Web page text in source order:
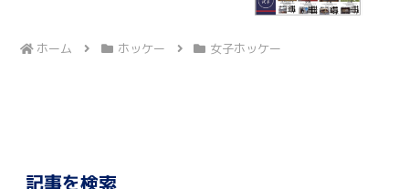
ホーム ホッケー 女子ホッケー
記事を検索